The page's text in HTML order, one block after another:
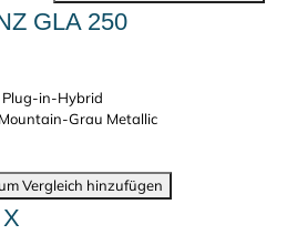
GLA 250
Plug-in-Hybrid
Mountain-Grau Metallic
Vergleich hinzufügen